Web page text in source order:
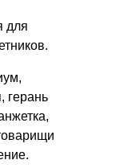
для
герань